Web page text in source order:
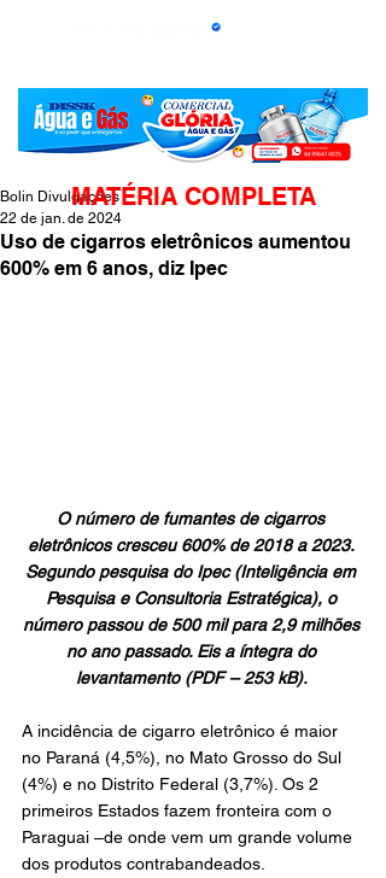
Uso de cigarros eletrônicos aumentou
600% em 6 anos, diz Ipec
Bolin Divulgações
22 de jan. de 2024
O número de fumantes de cigarros
eletrônicos cresceu 600% de 2018 a 2023.
Segundo pesquisa do Ipec (Inteligência em
Pesquisa e Consultoria Estratégica), o
número passou de 500 mil para 2,9 milhões
no ano passado. Eis a íntegra do
levantamento (PDF – 253 kB).
A incidência de cigarro eletrônico é maior
no Paraná (4,5%), no Mato Grosso do Sul
(4%) e no Distrito Federal (3,7%). Os 2
primeiros Estados fazem fronteira com o
Paraguai –de onde vem um grande volume
dos produtos contrabandeados.
MATÉRIA COMPLETA